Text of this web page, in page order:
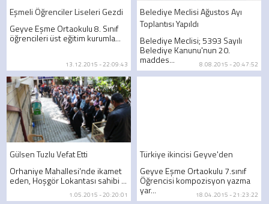
Eşmeli Öğrenciler Liseleri Gezdi
Geyve Eşme Ortaokulu 8. Sınıf
öğrencileri üst eğitim kurumla...
13.12.2015 - 22:09:43
Belediye Meclisi Ağustos Ayı
Toplantısı Yapıldı
Belediye Meclisi; 5393 Sayılı
Belediye Kanunu'nun 20.
maddes... 8.08.2015 - 20:47:52
Gülsen Tuzlu Vefat Etti
Orhaniye Mahallesi'nde ikamet
eden, Hoşgör Lokantası sahibi ...
1.05.2015 - 20:20:01
Türkiye ikincisi Geyve'den
Geyve Eşme Ortaokulu 7.sınıf
Öğrencisi kompozisyon yazma
yar... 18.04.2015 - 21:23:22